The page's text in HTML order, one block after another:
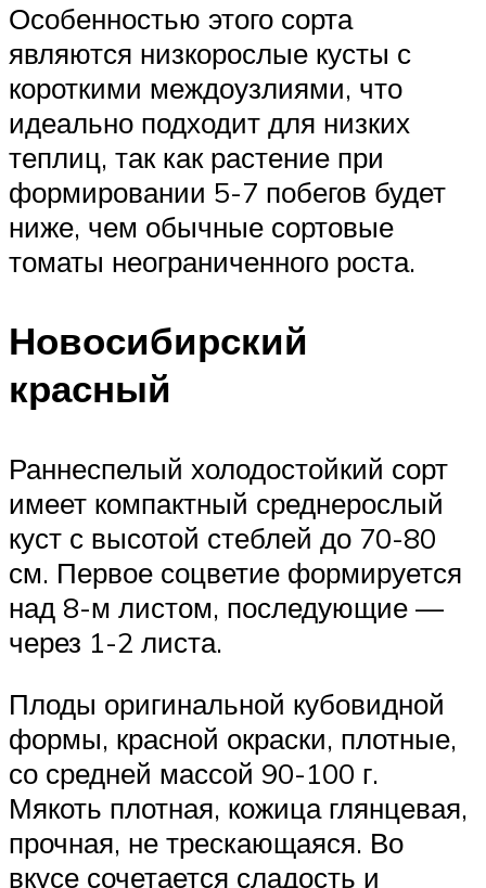
Особенностью этого сорта
являются низкорослые кусты с
короткими междоузлиями, что
идеально подходит для низких
теплиц, так как растение при
формировании 5-7 побегов будет
ниже, чем обычные сортовые
томаты неограниченного роста.
Новосибирский
красный
Раннеспелый холодостойкий сорт
имеет компактный среднерослый
куст с высотой стеблей до 70-80
см. Первое соцветие формируется
над 8-м листом, последующие —
через 1-2 листа.
Плоды оригинальной кубовидной
формы, красной окраски, плотные,
со средней массой 90-100 г.
Мякоть плотная, кожица глянцевая,
прочная, не трескающаяся. Во
вкусе сочетается сладость и